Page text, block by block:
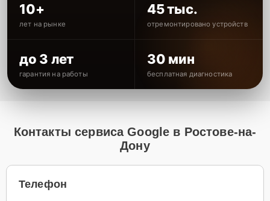
10+
лет на рынке
45 тыс.
отремонтировано устройств
до 3 лет
гарантия на работы
30 мин
бесплатная диагностика
Контакты сервиса Google в Ростове-на-
Дону
Телефон